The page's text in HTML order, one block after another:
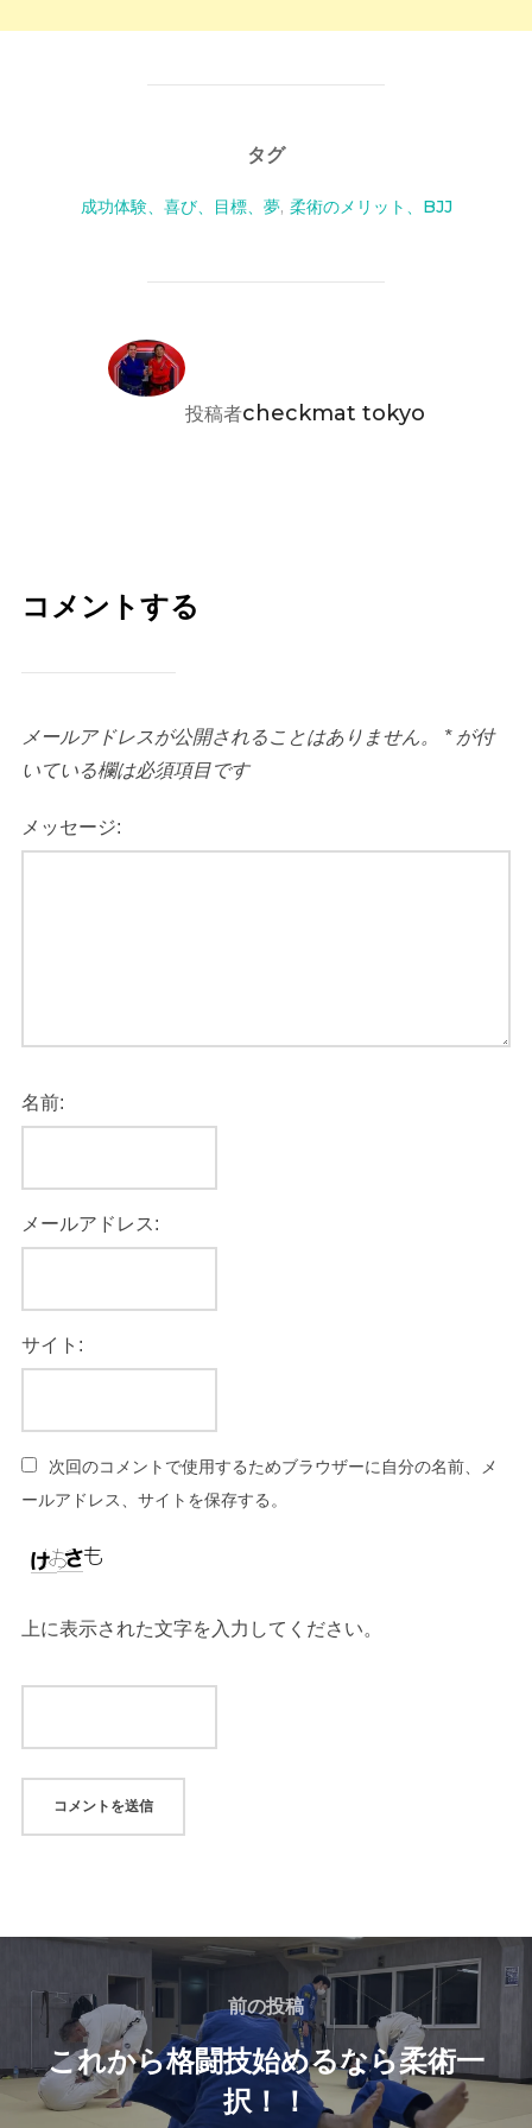
タグ
成功体験、喜び、目標、夢, 柔術のメリット、BJJ
投稿者checkmat tokyo
コメントする
メールアドレスが公開されることはありません。 *が付
いている欄は必須項目です
メッセージ:
名前:
メールアドレス:
サイト:
次回のコメントで使用するためブラウザーに自分の名前、メ
ールアドレス、サイトを保存する。
上に表示された文字を入力してください。
ナ
前
の
投
稿
前の投稿
これから格闘技始めるなら柔術一
択！！